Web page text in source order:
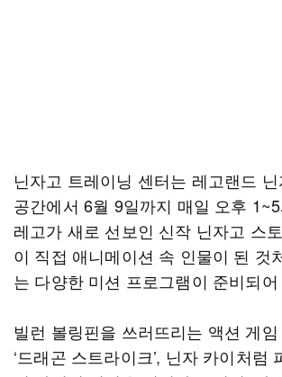
닌자고 트레이닝 센터는 레고랜드
공간에서 6월 9일까지 매일 오후
레고가 새로 선보인 신작 닌자고 스
이 직접 애니메이션 속 인물이 된 것
는 다양한 미션 프로그램이 준비되
빌런 볼링핀을 쓰러뜨리는 액션 게
‘드래곤 스트라이크’, 닌자 카이처럼